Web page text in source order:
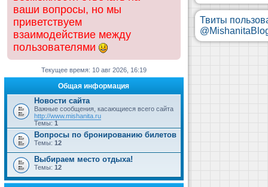
ваши вопросы, но мы
приветствуем
взаимодействие между
пользователями
Текущее время: 10 авг 2026, 16:19
Общая информация
Новости сайта
Важные сообщения, касающиеся всего сайта
http://www.mishanita.ru
Темы: 1
Вопросы по бронированию билетов
Темы: 12
Выбираем место отдыха!
Темы: 12
Твиты